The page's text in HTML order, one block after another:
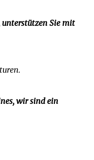
Sie mit
wir sind ein